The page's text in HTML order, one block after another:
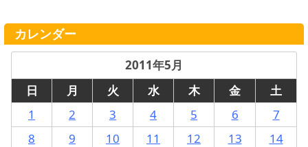
カレンダー
2011年5月
日
月 火 水 木 金
土
1
2 3 4 5 6
7
8
9 10 11 12 13
14